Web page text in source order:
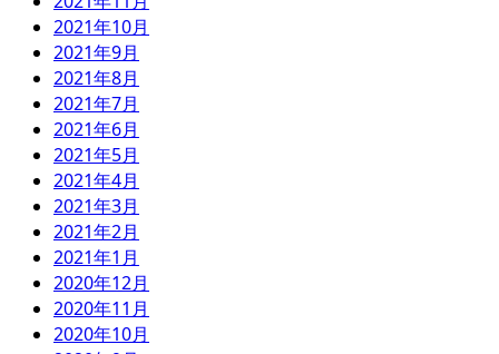
2021年10月
2021年9月
2021年8月
2021年7月
2021年6月
2021年5月
2021年4月
2021年3月
2021年2月
2021年1月
2020年12月
2020年11月
2020年10月